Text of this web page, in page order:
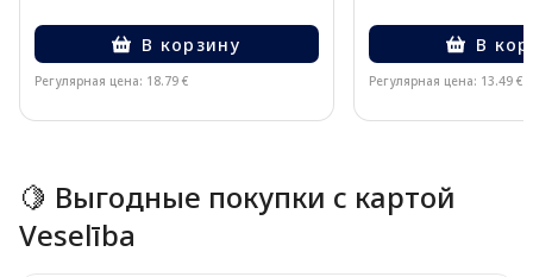
В корзину
Регулярная цена: 18.79 €
В
Регулярная цена: 13.49 €
🍋 Выгодные покупки с картой
Veselība